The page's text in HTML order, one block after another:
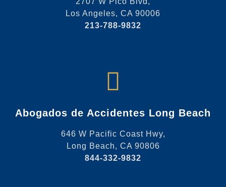
Los Angeles, CA 90006
213-788-9832
Abogados de Accidentes Long Beach
646 W Pacific Coast Hwy,
Long Beach, CA 90806
844-332-9832